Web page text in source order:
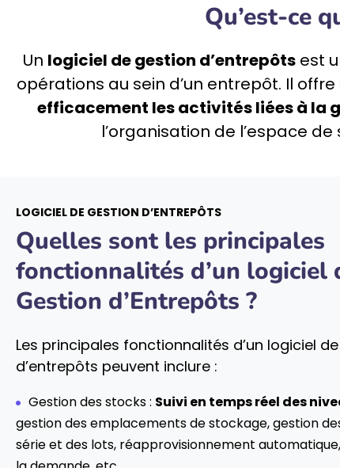
Qu’est-ce
Un logiciel de gestion d’entrepôtsest
opérations au sein d’un entrepôt. Il
efficacement les activités liées à la
l’organisation de l’espace
LOGICIEL DE GESTION D’ENTREPÔTS
Quelles sont les principales
fonctionnalités d’un logiciel
Gestion d’Entrepôts ?
Les principales fonctionnalités d’un logiciel
d’entrepôts peuvent inclure :
Gestion des stocks : Suivi en temps réel des
gestion des emplacements de stockage, gestion
série et des lots, réapprovisionnement